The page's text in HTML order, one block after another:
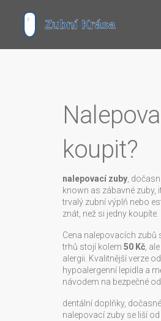
koupit?
nalepovací zuby
known as zábavné zuby,
trvalý zubní výplň nebo
znát, než si jedny koupíte.
Cena nalepovacích zubů
trhů stojí kolem 50 Kč ,
alergii. Kvalitnější verze
hypoalergenní lepidla a
návodem na bezpečné
dentální doplňky,
nalepovací zuby se liší